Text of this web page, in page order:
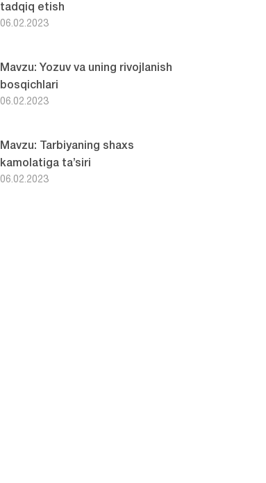
tadqiq etish
06.02.2023
Mavzu: Yozuv va uning rivojlanish
bosqichlari
06.02.2023
Mavzu: Tarbiyaning shaxs
kamolatiga ta’siri
06.02.2023